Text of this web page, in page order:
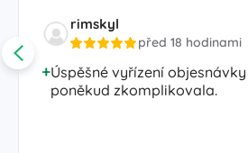
rimskyl
před 18 hodinami
Úspěšné vyřízení
poněkud zkomplikovala.